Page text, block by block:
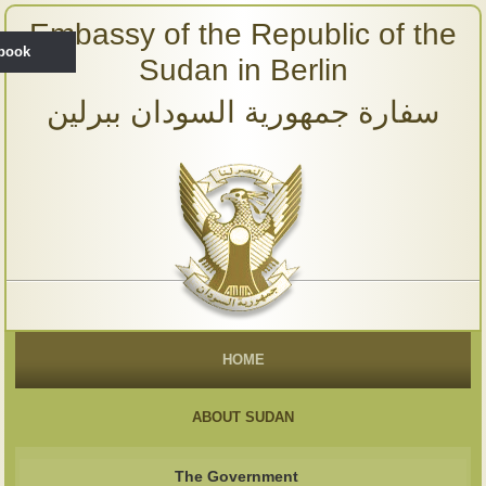
Embassy of the Republic of the
Sudan in Berlin
سفارة جمهورية السودان ببرلين
HOME
ABOUT SUDAN
The Government